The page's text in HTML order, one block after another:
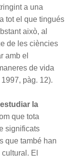
a una
tot el que tingués
això, al
de les ciències
amb el
de vida
1997, pàg. 12).
la
que tota
significats
que també han
El